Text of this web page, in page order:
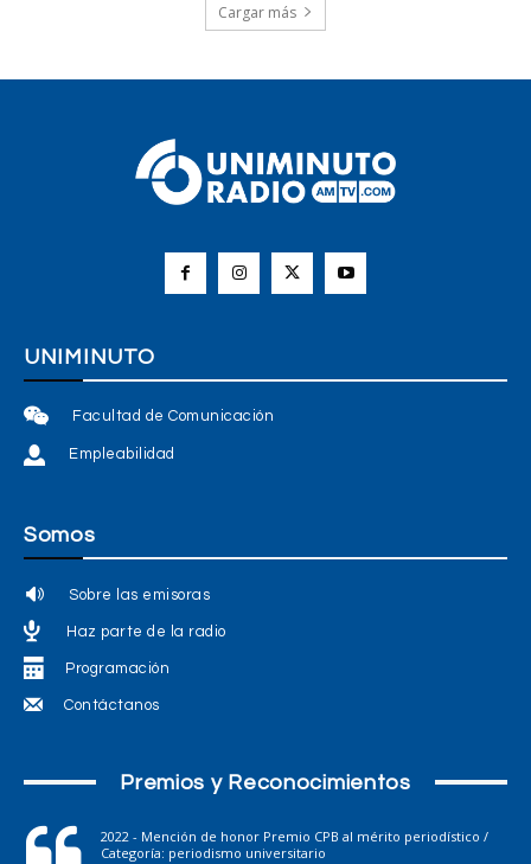
Cargar más
UNIMINUTO
Facultad de Comunicación
Empleabilidad
Somos
Sobre las emisoras
Haz parte de la radio
Programación
Contáctanos
Premios y Reconocimientos
2022 - Mención de honor Premio CPB al mérito periodístico /
Categoría: periodismo universitario